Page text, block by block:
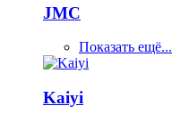
JMC
Показать ещё...
Kaiyi